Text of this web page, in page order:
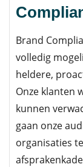
Brand
volledig
heldere,
Onze klanten
kunnen
gaan onze
organisaties